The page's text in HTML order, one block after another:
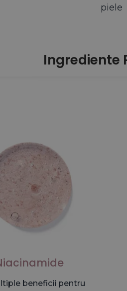
cu Aloe Vera, Unt
Time)
cu Aloe Vera, Unt
frumos in piele , e catifelata.
Time)
piele
Ingrediente
beneficii pentru